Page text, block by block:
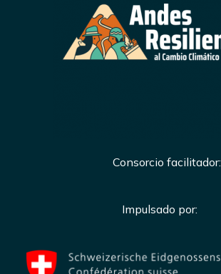
Consorcio facilitador:
Impulsado por: